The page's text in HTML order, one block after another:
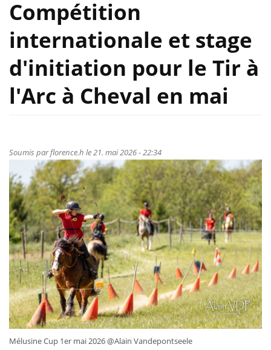
Compétition
internationale et stage
d'initiation pour le Tir à
l'Arc à Cheval en mai
Soumis parflorence.h le 21. mai 2026 - 22:34
Mélusine Cup 1er mai 2026 @Alain Vandepontseele